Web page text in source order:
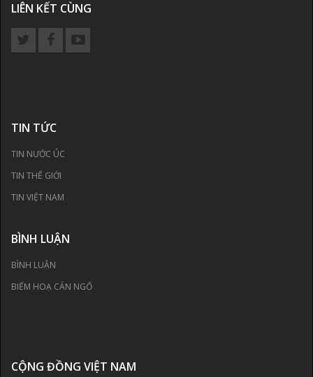
LIÊN KẾT CÙNG
TIN TỨC
TIN NƯỚC ÚC
TIN THẾ GIỚI
TIN VIỆT NAM
BÌNH LUẬN
BÌNH LUẬN
BIẾM HOẠ CÁN NGỐ
CỘNG ĐỒNG VIỆT NAM